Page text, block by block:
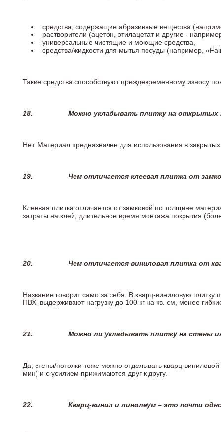
средства, содержащие абразивные вещества
растворители (ацетон, этилацетат и другие -
универсальные чистящие и моющие средства,
средства/жидкости для мытья посуды (например,
Такие средства способствуют преждевременному износу
18. Можно укладывать плитку на открытых
Нет. Материал предназначен для использования в
19. Чем отличается клеевая плитка от
Клеевая плитка отличается от замковой по толщине
затраты на клей, длительное время монтажа покрытия
20. Чем отличается виниловая плитка от
Название говорит само за себя. В кварц-виниловую
ПВХ, выдерживают нагрузку до 100 кг на кв. см, менее
21. Можно ли укладывать плитку на стены
Да, стены/потолки тоже можно отделывать кварц-
мин) и с усилием прижимаются друг к другу.
22. Кварц-винил и линолеум – это почти